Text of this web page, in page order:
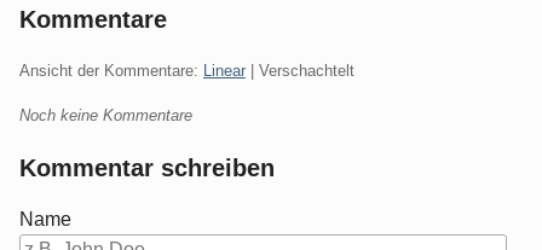
Kommentare
Ansicht der Kommentare: Linear | Verschachtelt
Noch keine Kommentare
Kommentar schreiben
Name